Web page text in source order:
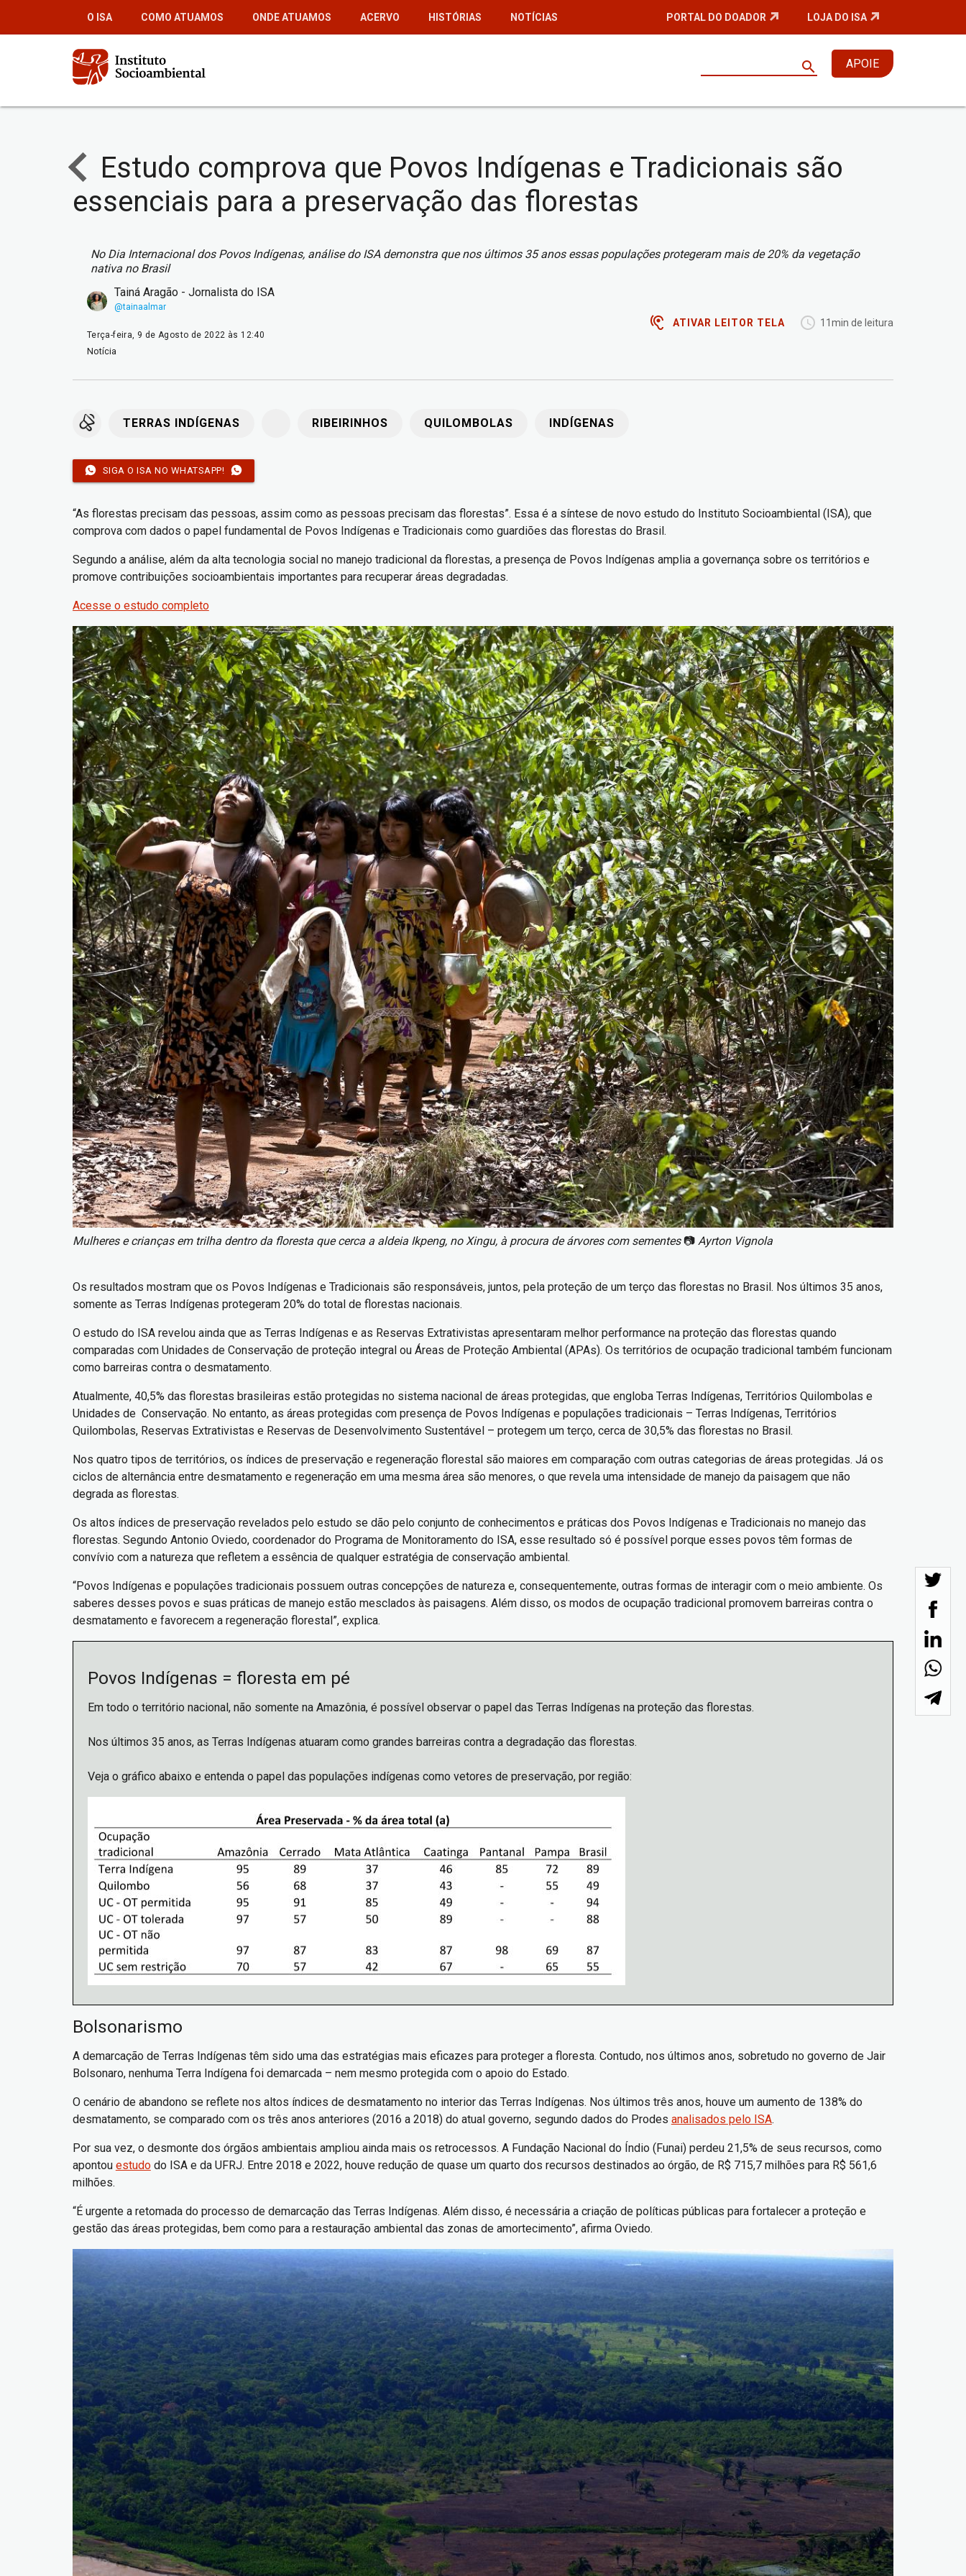
O ISA COMO ATUAMOS ONDE ATUAMOS ACERVO HISTÓRIAS NOTÍCIAS PORTAL DO DOADOR LOJA DO ISA
search APOIE
Estudo comprova que Povos Indígenas e Tradicionais são
essenciais para a preservação das florestas
No Dia Internacional dos Povos Indígenas, análise do ISA demonstra que nos últimos 35 anos essas populações protegeram mais de 20% da vegetação
nativa no Brasil
Tainá Aragão - Jornalista do ISA
@tainaalmar
Terça-feira, 9 de Agosto de 2022 às 12:40
Notícia
ATIVAR LEITOR TELA 11min de leitura
TERRAS INDÍGENAS RIBEIRINHOS QUILOMBOLAS INDÍGENAS
SIGA O ISA NO WHATSAPP!
“As florestas precisam das pessoas, assim como as pessoas precisam das florestas”. Essa é a síntese de novo estudo do Instituto Socioambiental (ISA), que
comprova com dados o papel fundamental de Povos Indígenas e Tradicionais como guardiões das florestas do Brasil.
Segundo a análise, além da alta tecnologia social no manejo tradicional da florestas, a presença de Povos Indígenas amplia a governança sobre os territórios e
promove contribuições socioambientais importantes para recuperar áreas degradadas.
Acesse o estudo completo
Imagem
Mulheres e crianças em trilha dentro da floresta que cerca a aldeia Ikpeng, no Xingu, à procura de árvores com sementes📷 Ayrton Vignola
Os resultados mostram que os Povos Indígenas e Tradicionais são responsáveis, juntos, pela proteção de um terço das florestas no Brasil. Nos últimos 35 anos,
somente as Terras Indígenas protegeram 20% do total de florestas nacionais.
O estudo do ISA revelou ainda que as Terras Indígenas e as Reservas Extrativistas apresentaram melhor performance na proteção das florestas quando
comparadas com Unidades de Conservação de proteção integral ou Áreas de Proteção Ambiental (APAs). Os territórios de ocupação tradicional também funcionam
como barreiras contra o desmatamento.
Atualmente, 40,5% das florestas brasileiras estão protegidas no sistema nacional de áreas protegidas, que engloba Terras Indígenas, Territórios Quilombolas e
Unidades de Conservação. No entanto, as áreas protegidas com presença de Povos Indígenas e populações tradicionais – Terras Indígenas, Territórios
Quilombolas, Reservas Extrativistas e Reservas de Desenvolvimento Sustentável – protegem um terço, cerca de 30,5% das florestas no Brasil.
Nos quatro tipos de territórios, os índices de preservação e regeneração florestal são maiores em comparação com outras categorias de áreas protegidas. Já os
ciclos de alternância entre desmatamento e regeneração em uma mesma área são menores, o que revela uma intensidade de manejo da paisagem que não
degrada as florestas.
Os altos índices de preservação revelados pelo estudo se dão pelo conjunto de conhecimentos e práticas dos Povos Indígenas e Tradicionais no manejo das
florestas. Segundo Antonio Oviedo, coordenador do Programa de Monitoramento do ISA, esse resultado só é possível porque esses povos têm formas de
convívio com a natureza que refletem a essência de qualquer estratégia de conservação ambiental.
“Povos Indígenas e populações tradicionais possuem outras concepções de natureza e, consequentemente, outras formas de interagir com o meio ambiente. Os
saberes desses povos e suas práticas de manejo estão mesclados às paisagens. Além disso, os modos de ocupação tradicional promovem barreiras contra o
desmatamento e favorecem a regeneração florestal”, explica.
Povos Indígenas = floresta em pé
Em todo o território nacional, não somente na Amazônia, é possível observar o papel das Terras Indígenas na proteção das florestas.
Nos últimos 35 anos, as Terras Indígenas atuaram como grandes barreiras contra a degradação das florestas.
Veja o gráfico abaixo e entenda o papel das populações indígenas como vetores de preservação, por região:
Bolsonarismo
A demarcação de Terras Indígenas têm sido uma das estratégias mais eficazes para proteger a floresta. Contudo, nos últimos anos, sobretudo no governo de Jair
Bolsonaro, nenhuma Terra Indígena foi demarcada – nem mesmo protegida com o apoio do Estado.
O cenário de abandono se reflete nos altos índices de desmatamento no interior das Terras Indígenas. Nos últimos três anos, houve um aumento de 138% do
desmatamento, se comparado com os três anos anteriores (2016 a 2018) do atual governo, segundo dados do Prodes analisados pelo ISA.
Por sua vez, o desmonte dos órgãos ambientais ampliou ainda mais os retrocessos. A Fundação Nacional do Índio (Funai) perdeu 21,5% de seus recursos, como
apontou estudodo ISA e da UFRJ. Entre 2018 e 2022, houve redução de quase um quarto dos recursos destinados ao órgão, de R$ 715,7 milhões para R$ 561,6
milhões.
“É urgente a retomada do processo de demarcação das Terras Indígenas. Além disso, é necessária a criação de políticas públicas para fortalecer a proteção e
gestão das áreas protegidas, bem como para a restauração ambiental das zonas de amortecimento”, afirma Oviedo.
Imagem